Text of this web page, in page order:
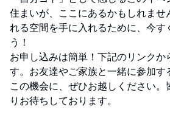
住まいが、ここにあるかもしれませ
れる空間を手に入れるために、今す
う！
お申し込みは簡単！下記のリンクか
す。お友達やご家族と一緒に参加す
この機会に、ぜひお越しください。
りお待ちしております。